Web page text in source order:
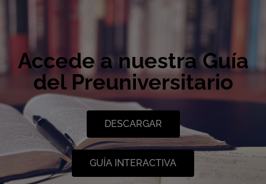
Accede a nuestra Guía
del Preuniversitario
DESCARGAR
GUÍA INTERACTIVA